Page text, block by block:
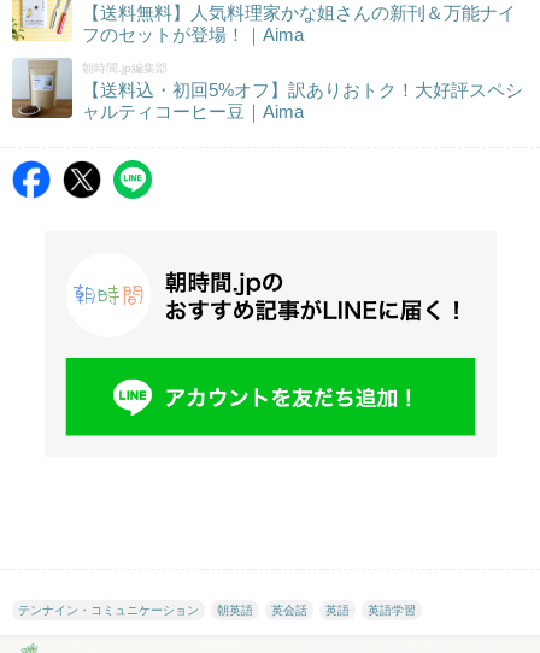
【送料無料】人気料理家かな姐さんの新刊＆万能ナイ
フのセットが登場！｜Aima
朝時間.jp編集部
【送料込・初回5%オフ】訳ありおトク！大好評スペシ
ャルティコーヒー豆｜Aima
テンナイン・コミュニケーション 朝英語 英会話 英語 英語学習